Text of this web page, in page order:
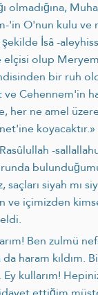
olmadığına,
'in O'nun kulu ve
İsâ -
elçisi olup
bir ruh
Cehennem'in
her ne amel
koyacaktır.»
-
saçları siyah mı
ve içimizden
Ben zulmü
da haram kıldım.
kullarım!